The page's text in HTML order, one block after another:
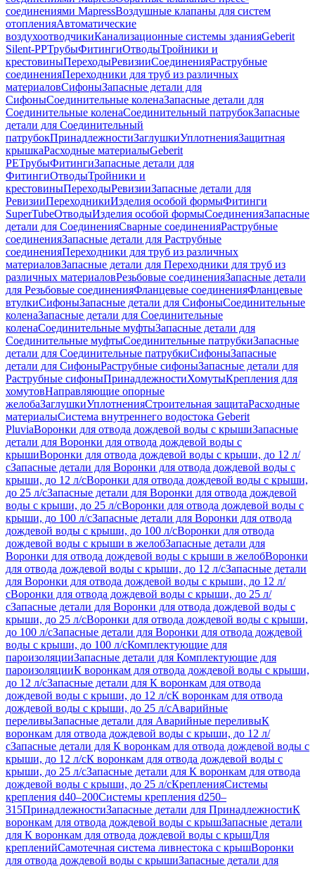
соединениями MapressВоздушные клапаны для систем
отопленияАвтоматические
воздухоотводчикиКанализационные системы зданияGeberit
Silent-PPТрубыФитингиОтводыТройники и
крестовиныПереходыРевизииСоединенияРаструбные
соединенияПереходники для труб из различных
материаловСифоныЗапасные детали для
СифоныСоединительные коленаЗапасные детали для
Соединительные коленаСоединительный патрубокЗапасные
детали для Соединительный
патрубокПринадлежностиЗаглушкиУплотненияЗащитная
крышкаРасходные материалыGeberit
PEТрубыФитингиЗапасные детали для
ФитингиОтводыТройники и
крестовиныПереходыРевизииЗапасные детали для
РевизииПереходникиИзделия особой формыФитинги
SuperTubeОтводыИзделия особой формыСоединенияЗапасные
детали для СоединенияСварные соединенияРаструбные
соединенияЗапасные детали для Раструбные
соединенияПереходники для труб из различных
материаловЗапасные детали для Переходники для труб из
различных материаловРезьбовые соединенияЗапасные детали
для Резьбовые соединенияФланцевые соединенияФланцевые
втулкиСифоныЗапасные детали для СифоныСоединительные
коленаЗапасные детали для Соединительные
коленаСоединительные муфтыЗапасные детали для
Соединительные муфтыСоединительные патрубкиЗапасные
детали для Соединительные патрубкиСифоныЗапасные
детали для СифоныРаструбные сифоныЗапасные детали для
Раструбные сифоныПринадлежностиХомутыКрепления для
хомутовНаправляющие опорные
желобаЗаглушкиУплотненияСтроительная защитаРасходные
материалыСистема внутреннего водостока Geberit
PluviaВоронки для отвода дождевой воды с крышиЗапасные
детали для Воронки для отвода дождевой воды с
крышиВоронки для отвода дождевой воды с крыши, до 12 л/
сЗапасные детали для Воронки для отвода дождевой воды с
крыши, до 12 л/сВоронки для отвода дождевой воды с крыши,
до 25 л/сЗапасные детали для Воронки для отвода дождевой
воды с крыши, до 25 л/сВоронки для отвода дождевой воды с
крыши, до 100 л/сЗапасные детали для Воронки для отвода
дождевой воды с крыши, до 100 л/сВоронки для отвода
дождевой воды с крыши в желобЗапасные детали для
Воронки для отвода дождевой воды с крыши в желобВоронки
для отвода дождевой воды с крыши, до 12 л/сЗапасные детали
для Воронки для отвода дождевой воды с крыши, до 12 л/
сВоронки для отвода дождевой воды с крыши, до 25 л/
сЗапасные детали для Воронки для отвода дождевой воды с
крыши, до 25 л/сВоронки для отвода дождевой воды с крыши,
до 100 л/сЗапасные детали для Воронки для отвода дождевой
воды с крыши, до 100 л/сКомплектующие для
пароизоляцииЗапасные детали для Комплектующие для
пароизоляцииК воронкам для отвода дождевой воды с крыши,
до 12 л/сЗапасные детали для К воронкам для отвода
дождевой воды с крыши, до 12 л/сК воронкам для отвода
дождевой воды с крыши, до 25 л/сАварийные
переливыЗапасные детали для Аварийные переливыК
воронкам для отвода дождевой воды с крыши, до 12 л/
сЗапасные детали для К воронкам для отвода дождевой воды с
крыши, до 12 л/сК воронкам для отвода дождевой воды с
крыши, до 25 л/сЗапасные детали для К воронкам для отвода
дождевой воды с крыши, до 25 л/сКрепленияСистемы
крепления d40–200Системы крепления d250–
315ПринадлежностиЗапасные детали для ПринадлежностиК
воронкам для отвода дождевой воды с крышЗапасные детали
для К воронкам для отвода дождевой воды с крышДля
крепленийСамотечная система ливнестока с крышВоронки
для отвода дождевой воды с крышиЗапасные детали для